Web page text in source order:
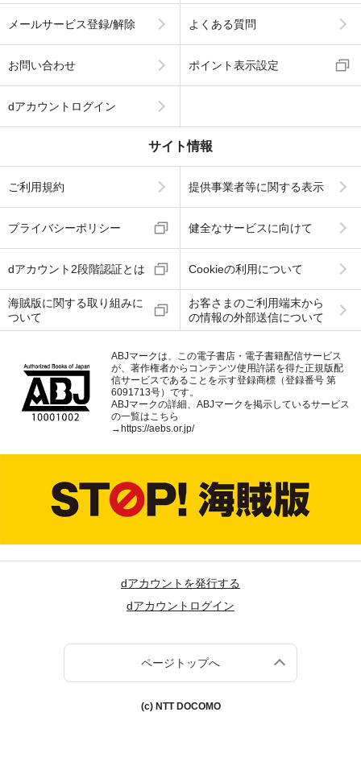
メールサービス登録/解除 よくある質問
お問い合わせ ポイント表示設定
dアカウントログイン
サイト情報
ご利用規約 提供事業者等に関する表示
プライバシーポリシー 健全なサービスに向けて
dアカウント2段階認証とは Cookieの利用について
海賊版に関する取り組みに
ついて
お客さまのご利用端末から
の情報の外部送信について
ABJマークは、この電子書店・電子書籍配信サービス
が、著作権者からコンテンツ使用許諾を得た正規版配
信サービスであることを示す登録商標（登録番号 第
6091713号）です。
ABJマークの詳細、ABJマークを掲示しているサービス
の一覧はこちら
→https://aebs.or.jp/
dアカウントを発行する
dアカウントログイン
ページトップへ
(c) NTT DOCOMO